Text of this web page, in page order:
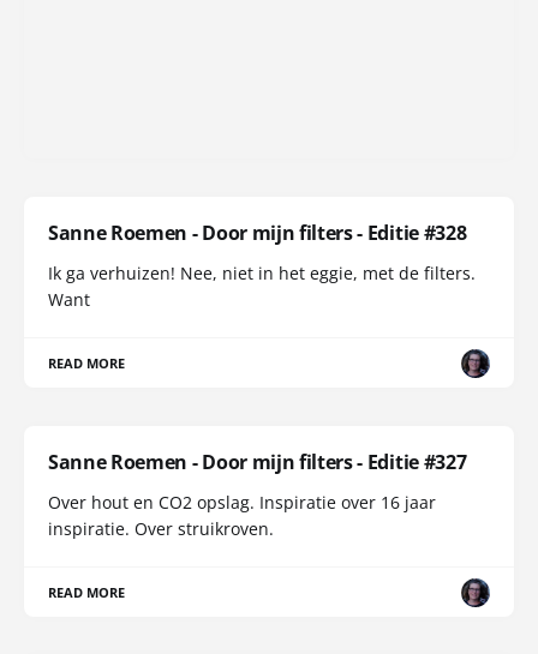
Sanne Roemen - Door mijn filters - Editie #328
Ik ga verhuizen! Nee, niet in het eggie, met de filters.
Want
READ MORE
Sanne Roemen - Door mijn filters - Editie #327
Over hout en CO2 opslag. Inspiratie over 16 jaar
inspiratie. Over struikroven.
READ MORE